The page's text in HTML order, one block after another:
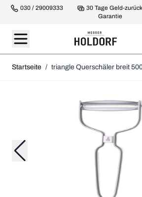
030 / 29009333
30 Tage Geld-
Garantie
Startseite / triangle Querschäler breit